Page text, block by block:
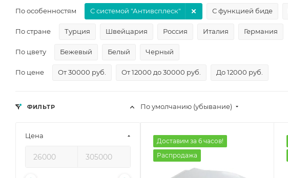
По особенностям С функцией биде
С системой "Антивсплеск"
По стране Турция Швейцария Россия Италия Германия
По цвету Бежевый Белый Черный
По цене От 30000 руб. От 12000 до 30000 руб. До 12000 руб.
По умолчанию (убывание)
Доставим за 6 часов!
Распродажа
ФИЛЬТР
Цена